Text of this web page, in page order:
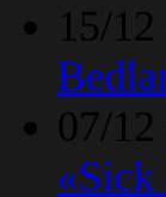
15/12
07/12